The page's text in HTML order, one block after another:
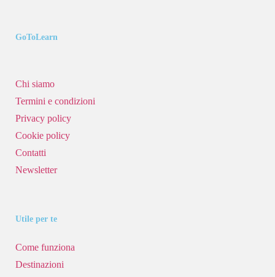
GoToLearn
Chi siamo
Termini e condizioni
Privacy policy
Cookie policy
Contatti
Newsletter
Utile per te
Come funziona
Destinazioni